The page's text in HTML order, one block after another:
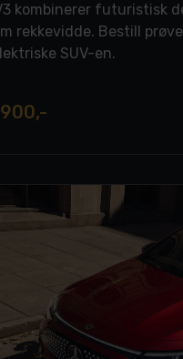
kombinerer futuristisk
rekkevidde. Bestill
SUV-en.